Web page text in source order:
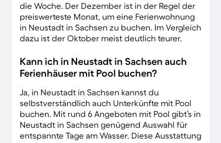
die Woche. Der Dezember ist in der Regel der
preiswerteste Monat, um eine Ferienwohnung
in Neustadt in Sachsen zu buchen. Im Vergleich
dazu ist der Oktober meist deutlich teurer.
Kann ich in Neustadt in Sachsen auch
Ferienhäuser mit Pool buchen?
Ja, in Neustadt in Sachsen kannst du
selbstverständlich auch Unterkünfte mit Pool
buchen. Mit rund 6 Angeboten mit Pool gibt’s in
Neustadt in Sachsen genügend Auswahl für
entspannte Tage am Wasser. Diese Ausstattung